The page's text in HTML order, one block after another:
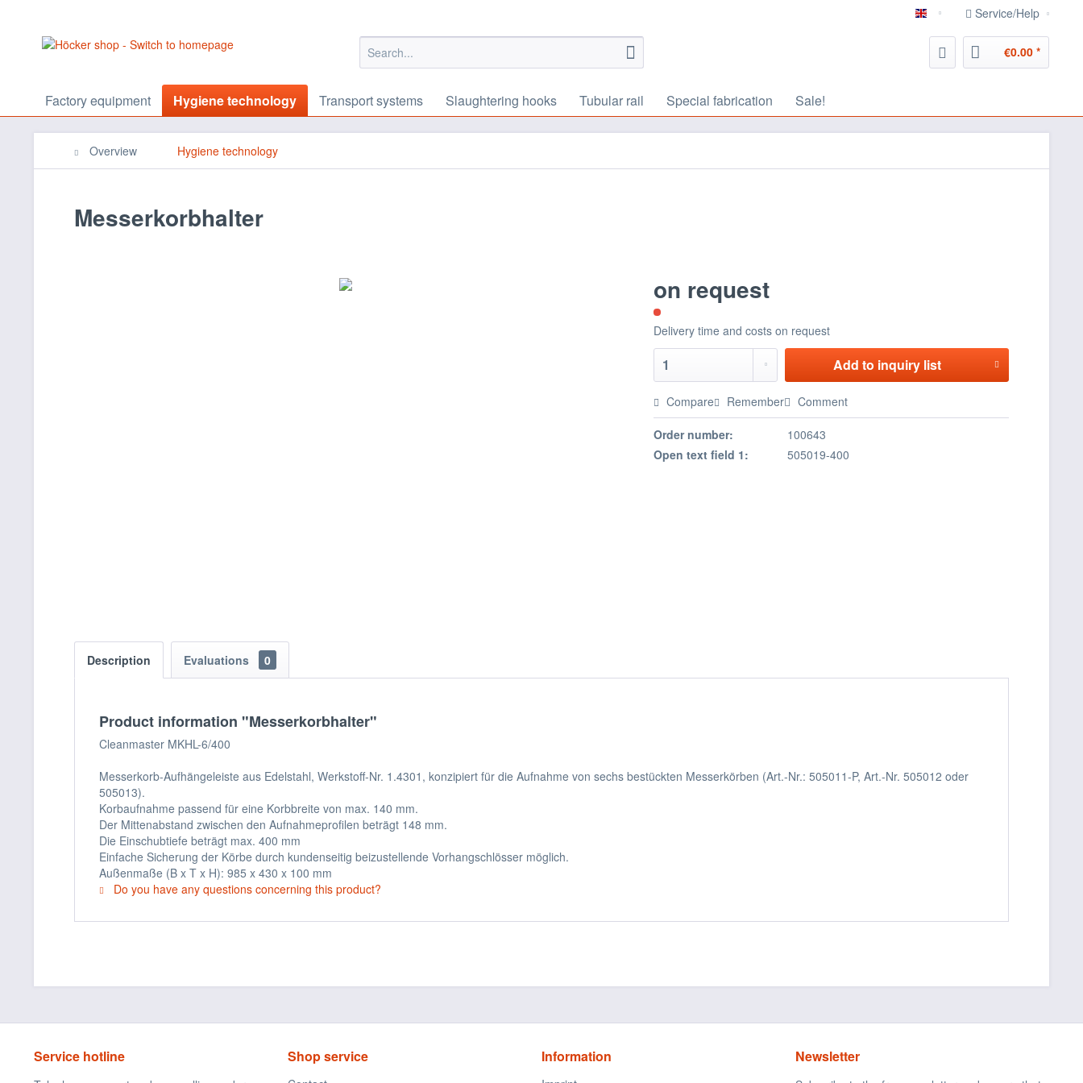
english Service/Help
€0.00 *
Factory equipment Hygiene technology Transport systems Slaughtering hooks Tubular rail Special fabrication Sale!
Overview Hygiene technology
Messerkorbhalter
on request
Delivery time and costs on request
Add to inquiry list
Compare Remember Comment
Order number:
100643
Open text field 1:
505019-400
Description Evaluations 0
Product information "Messerkorbhalter"
Cleanmaster MKHL-6/400
Messerkorb-Aufhängeleiste aus Edelstahl, Werkstoff-Nr. 1.4301, konzipiert für die Aufnahme von sechs bestückten Messerkörben (Art.-Nr.: 505011-P, Art.-Nr. 505012 oder
505013).
Korbaufnahme passend für eine Korbbreite von max. 140 mm.
Der Mittenabstand zwischen den Aufnahmeprofilen beträgt 148 mm.
Die Einschubtiefe beträgt max. 400 mm
Einfache Sicherung der Körbe durch kundenseitig beizustellende Vorhangschlösser möglich.
Außenmaße (B x T x H): 985 x 430 x 100 mm
Do you have any questions concerning this product?
Service hotline Shop service Information Newsletter